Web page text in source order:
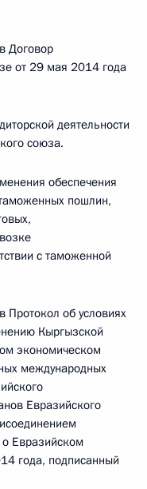
Договор
от 29 мая 2014 года
деятельности
союза.
обеспечения
пошлин,
с таможенной
Протокол об условиях
Кыргызской
экономическом
международных
Евразийского
Евразийском
года, подписанный